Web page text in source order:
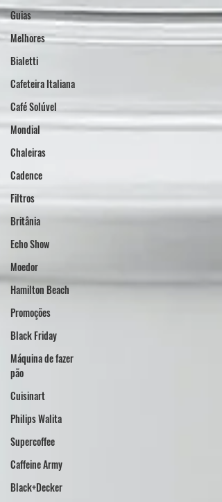
Guias
Melhores
Bialetti
Cafeteira Italiana
Café Solúvel
Mondial
Chaleiras
Cadence
Filtros
Britânia
Echo Show
Moedor
Hamilton Beach
Promoções
Black Friday
Máquina de fazer
pão
Cuisinart
Philips Walita
Supercoffee
Caffeine Army
Black+Decker